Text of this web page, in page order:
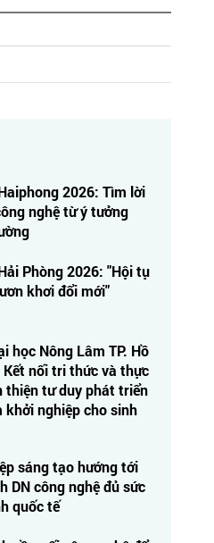
2026: Tìm lời
nghệ từ ý tưởng
Phòng 2026: "Hội tụ
khơi đổi mới"
học Nông Lâm TP. Hồ
Kết nối tri thức và thực
thiện tư duy phát triển
khởi nghiệp cho sinh
sáng tạo hướng tới
DN công nghệ đủ sức
quốc tế